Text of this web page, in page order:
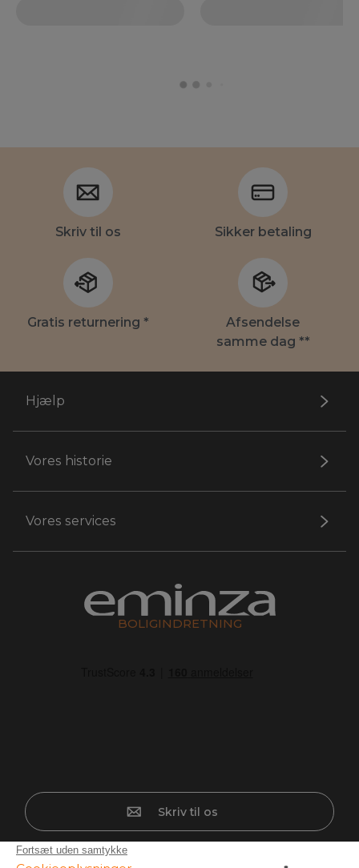
Skriv til os Sikker betaling
Gratis returnering *
Afsendelse
samme dag **
Hjælp
Vores historie
Vores services
BOLIGINDRETNING
Skriv til os